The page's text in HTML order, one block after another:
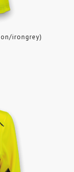
irongrey)